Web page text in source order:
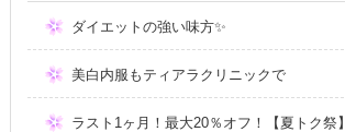
ダイエットの強い味方✨
美白内服もティアラクリニックで
ラスト1ヶ月！最大20％オフ！【夏トク祭】